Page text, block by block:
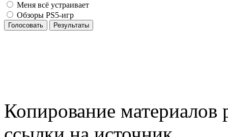
Меня всё устраивает
Обзоры PS5-игр
Голосовать Результаты
Копирование материалов